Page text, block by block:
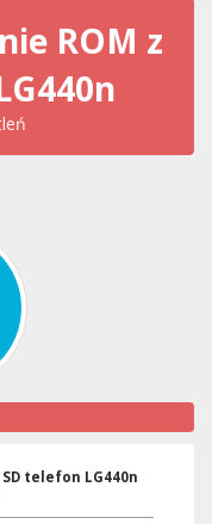
ROM z
telefon LG440n